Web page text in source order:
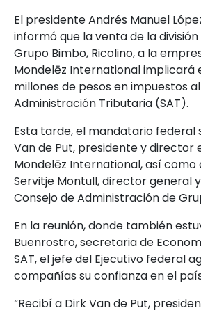
El presidente Andrés Manuel
informó que la venta de la
Grupo Bimbo, Ricolino, a la
Mondelēz International implicará
millones de pesos en impuestos
Administración Tributaria (SAT).
Esta tarde, el mandatario federal
Van de Put, presidente y director
Mondelēz International, así como
Servitje Montull, director general
Consejo de Administración de
En la reunión, donde también
Buenrostro, secretaria de
SAT, el jefe del Ejecutivo federal
compañías su confianza en el
“Recibí a Dirk Van de Put,